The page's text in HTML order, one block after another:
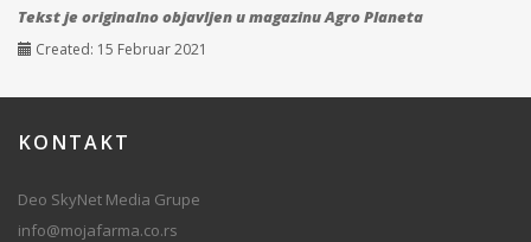
Tekst je originalno objavljen u magazinu Agro Planeta
Created: 15 Februar 2021
KONTAKT
Deo SkyNet Media Grupe
info@mojafarma.co.rs